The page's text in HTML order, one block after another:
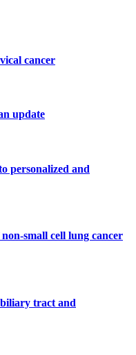
cancer
update
personalized and
small cell lung cancer
tract and